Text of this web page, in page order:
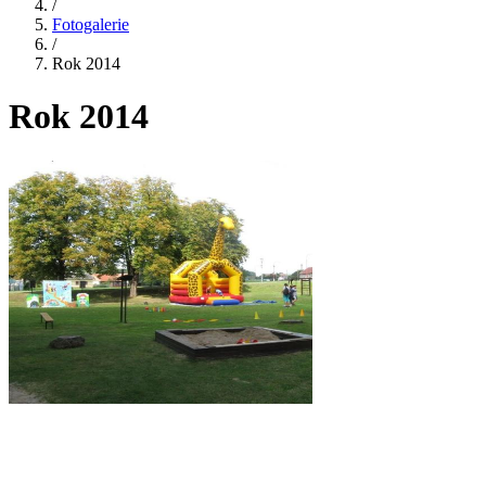
/
Fotogalerie
/
Rok 2014
Rok 2014